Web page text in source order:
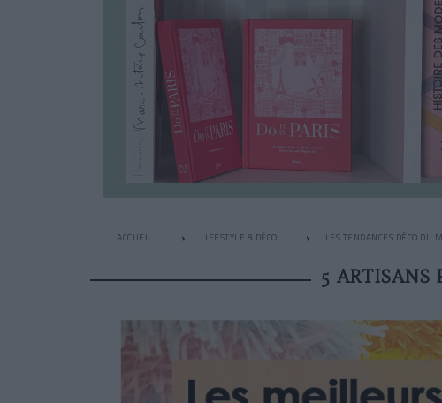
ACCUEIL LIFESTYLE & DÉCO LES TENDANCES DÉCO DU
5 ARTISANS